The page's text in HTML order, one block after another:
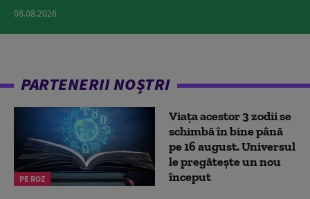
08.08.2026
PARTENERII NOȘTRI
PE ROZ
Viața acestor 3 zodii se
schimbă în bine până
pe 16 august. Universul
le pregătește un nou
început